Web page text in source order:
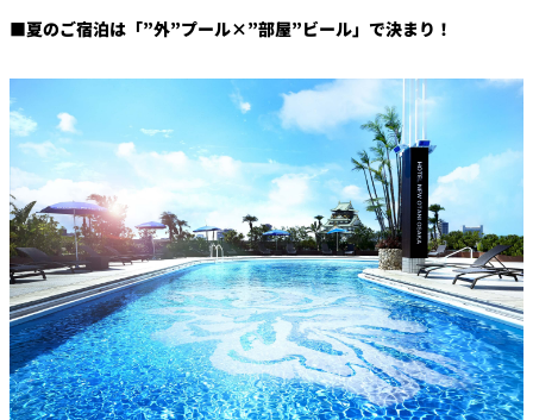
■夏のご宿泊は「”外”プール×”部屋”ビール」で決まり！